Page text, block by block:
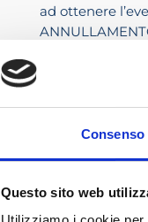
Consenso
Questo sito web
ad ottenere
L’ADCEC
di 30 iscritti. In
I partecipanti
PAGAMENTO
E’ possibile
iscritti.
CREDITI